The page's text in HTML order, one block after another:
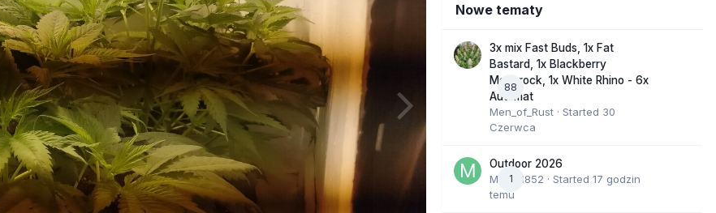
Nowe tematy
88
3x mix Fast Buds, 1x Fat
Bastard, 1x Blackberry
Moonrock, 1x White Rhino - 6x
Automat
Men_of_Rust · Started 30
Czerwca
1
Outdoor 2026
Marcel852 · Started 17 godzin
temu